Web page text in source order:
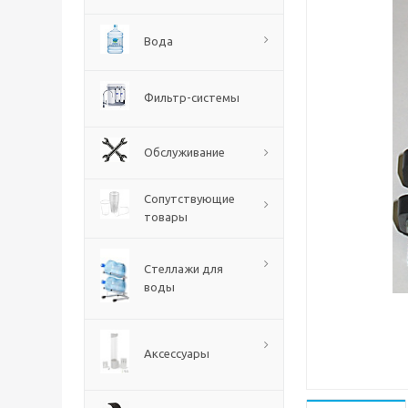
Вода
Фильтр-системы
Обслуживание
Сопутствующие
товары
Стеллажи для
воды
Аксессуары